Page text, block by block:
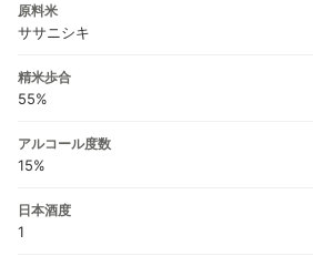
原料米
ササニシキ
精米歩合
55%
アルコール度数
15%
日本酒度
1